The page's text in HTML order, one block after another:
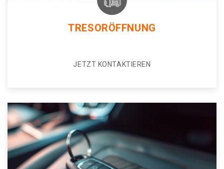
TRESORÖFFNUNG
JETZT KONTAKTIEREN